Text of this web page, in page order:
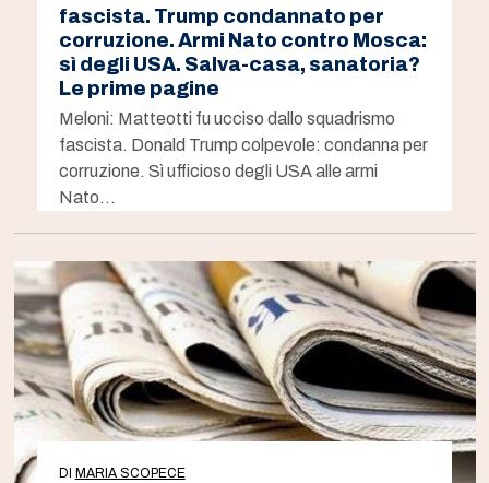
fascista. Trump condannato per
corruzione. Armi Nato contro Mosca:
sì degli USA. Salva-casa, sanatoria?
Le prime pagine
Meloni: Matteotti fu ucciso dallo squadrismo
fascista. Donald Trump colpevole: condanna per
corruzione. Sì ufficioso degli USA alle armi
Nato…
DI MARIA SCOPECE